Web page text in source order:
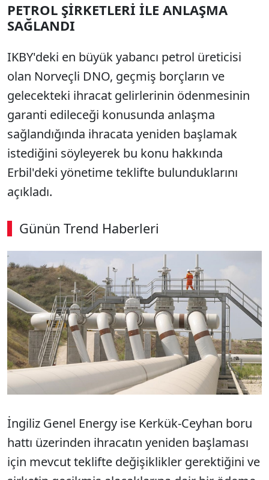
PETROL ŞİRKETLERİ İLE ANLAŞMA
SAĞLANDI
IKBY'deki en büyük yabancı petrol üreticisi
olan Norveçli DNO, geçmiş borçların ve
gelecekteki ihracat gelirlerinin ödenmesinin
garanti edileceği konusunda anlaşma
sağlandığında ihracata yeniden başlamak
istediğini söyleyerek bu konu hakkında
Erbil'deki yönetime teklifte bulunduklarını
açıkladı.
Günün Trend Haberleri
İngiliz Genel Energy ise Kerkük-Ceyhan boru
hattı üzerinden ihracatın yeniden başlaması
için mevcut teklifte değişiklikler gerektiğini ve